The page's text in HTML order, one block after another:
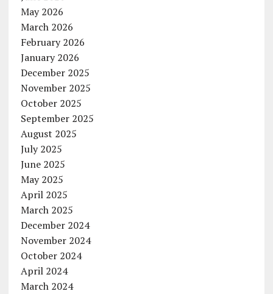
May 2026
March 2026
February 2026
January 2026
December 2025
November 2025
October 2025
September 2025
August 2025
July 2025
June 2025
May 2025
April 2025
March 2025
December 2024
November 2024
October 2024
April 2024
March 2024